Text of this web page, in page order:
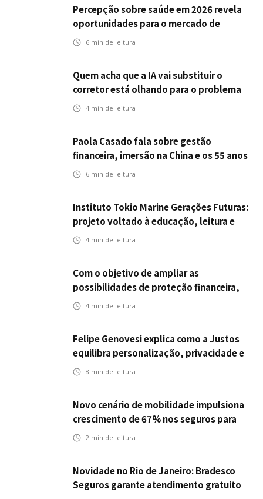
Percepção sobre saúde em 2026 revela
oportunidades para o mercado de
seguros ampliar cobertura e prevenção
6 min de leitura
Quem acha que a IA vai substituir o
corretor está olhando para o problema
errado
4 min de leitura
Paola Casado fala sobre gestão
financeira, imersão na China e os 55 anos
da ENS
6 min de leitura
Instituto Tokio Marine Gerações Futuras:
projeto voltado à educação, leitura e
empregabilidade
4 min de leitura
Com o objetivo de ampliar as
possibilidades de proteção financeira,
Icatu Seguros eleva capital segurado
4 min de leitura
Felipe Genovesi explica como a Justos
equilibra personalização, privacidade e
tecnologia
8 min de leitura
Novo cenário de mobilidade impulsiona
crescimento de 67% nos seguros para
veículos elétricos da Bradesco Seguros
2 min de leitura
Novidade no Rio de Janeiro: Bradesco
Seguros garante atendimento gratuito